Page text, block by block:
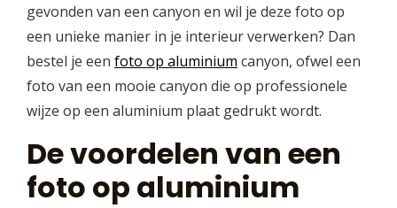
gevonden van een canyon en wil je deze foto op
een unieke manier in je interieur verwerken? Dan
bestel je een foto op aluminium canyon, ofwel een
foto van een mooie canyon die op professionele
wijze op een aluminium plaat gedrukt wordt.
De voordelen van een
foto op aluminium